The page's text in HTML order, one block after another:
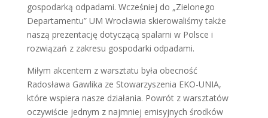
gospodarką odpadami. Wcześniej do „Zielonego
Departamentu” UM Wrocławia skierowaliśmy także
naszą prezentację dotyczącą spalarni w Polsce i
rozwiązań z zakresu gospodarki odpadami.
Miłym akcentem z warsztatu była obecność
Radosława Gawlika ze Stowarzyszenia EKO-UNIA,
które wspiera nasze działania. Powrót z warsztatów
oczywiście jednym z najmniej emisyjnych środków